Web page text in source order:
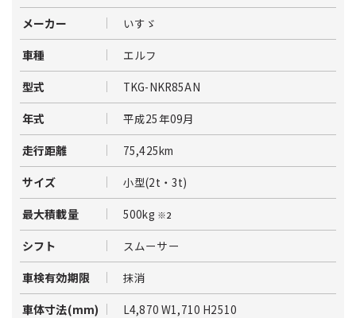
メーカー いすゞ
車種 エルフ
型式 TKG-NKR85AN
年式 平成25年09月
走行距離 75,425km
サイズ 小型(2t・3t)
最大積載量 500kg ※2
シフト スムーサー
車検有効期限 抹消
車体寸法(mm) L4,870 W1,710 H2510